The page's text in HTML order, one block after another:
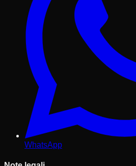
WhatsApp